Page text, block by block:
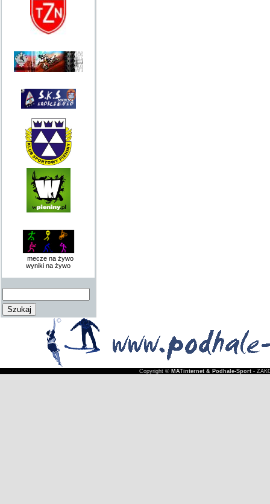
mecze na żywo
wyniki na żywo
Copyright © MATinternet & Podhale-Sport-